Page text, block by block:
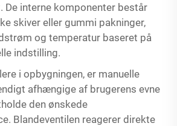
De interne komponenter består
skiver eller gummi pakninger,
og temperatur baseret på
indstilling.
i opbygningen, er manuelle
afhængige af brugerens evne
den ønskede
Blandeventilen reagerer direkte